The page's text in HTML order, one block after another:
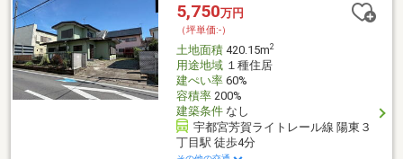
5,750万円
（坪単価:-）
土地面積420.15m2
用途地域１種住居
建ぺい率60%
容積率200%
建築条件なし
宇都宮芳賀ライトレール線 陽東３
丁目駅 徒歩4分